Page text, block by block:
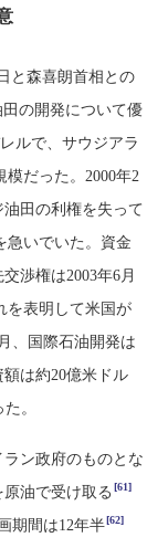
と森喜朗首相との
の開発について優
ルで、サウジアラ
模だった。2000年2
田の利権を失って
急いでいた。資金
渉権は2003年6月
を表明して米国が
、国際石油開発は
は約20億米ドル
。
ン政府のものとな
油で受け取る [61]
期間は12年半[62]